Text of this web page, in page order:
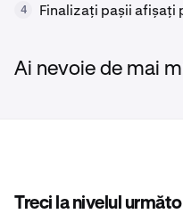
4 Finalizați pașii afișați
Ai nevoie de mai
Treci la nivelul